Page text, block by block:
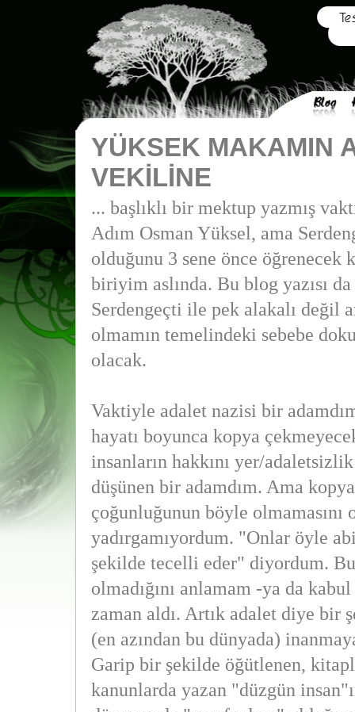
YÜKSEK MAKAMIN
VEKİLİNE
... başlıklı bir mektup yazmış
Adım Osman Yüksel, ama
olduğunu 3 sene önce öğrenecek
biriyim aslında. Bu blog yazısı da
Serdengeçti ile pek alakalı değil
olmamın temelindeki sebebe
olacak.
Vaktiyle adalet nazisi bir
hayatı boyunca kopya
insanların hakkını yer/
düşünen bir adamdım. Ama
çoğunluğunun böyle olmamasını
yadırgamıyordum. "Onlar öyle
şekilde tecelli eder" diyordum.
olmadığını anlamam -ya da
zaman aldı. Artık adalet diye bir
(en azından bu dünyada)
Garip bir şekilde öğütlenen,
kanunlarda yazan "düzgün